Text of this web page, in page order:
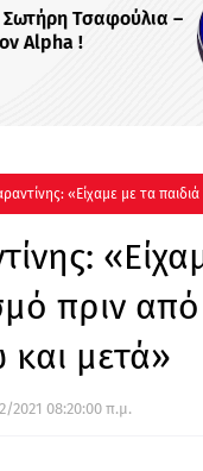
Τσαφούλια –
!
«Είχαμε με τα
πριν
μετά»
2021 08:20:00 π.μ.